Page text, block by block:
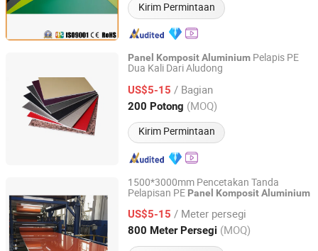
Kirim Permintaan
Panel KompositAluminium Pelapis PE
Dua Kali Dari Aludong
US$5-15 / Bagian
200 Potong (MOQ)
Kirim Permintaan
Henan Jixiang Industry Co., Ltd.
Henan, China Harga mulai 2017
1500*3000mm Pencetakan Tanda
Pelapisan PE Panel KompositAluminium
US$5-15 / Meter persegi
800 Meter Persegi (MOQ)
Henan Jixiang Industry Co., Ltd.
Henan, China Harga mulai 2017